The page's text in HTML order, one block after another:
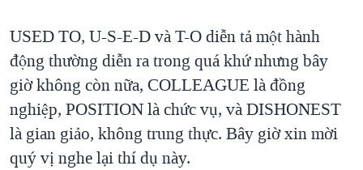
USED TO, U-S-E-D và T-O diễn tả một hành
động thường diễn ra trong quá khứ nhưng bây
giờ không còn nữa, COLLEAGUE là đồng
nghiệp, POSITION là chức vụ, và DISHONEST
là gian giảo, không trung thực. Bây giờ xin mời
quý vị nghe lại thí dụ này.